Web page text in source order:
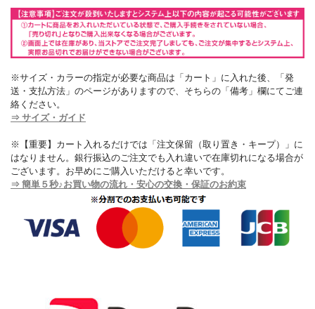
※サイズ・カラーの指定が必要な商品は「カート」に入れた後、「発
送・支払方法」のページがありますので、そちらの「備考」欄にてご連
絡ください。
⇒ サイズ・ガイド
※【重要】カート入れるだけでは「注文保留（取り置き・キープ）」に
はなりません。銀行振込のご注文でも入れ違いで在庫切れになる場合が
ございます。お早めにご購入いただけると幸いです。
⇒ 簡単５秒♪お買い物の流れ・安心の交換・保証のお約束